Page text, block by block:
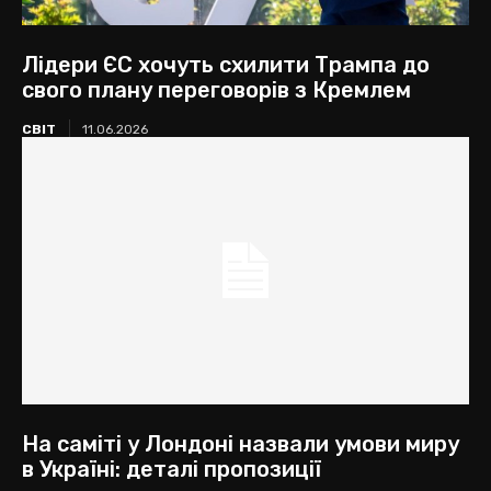
Лідери ЄС хочуть схилити Трампа до
свого плану переговорів з Кремлем
СВІТ 11.06.2026
На саміті у Лондоні назвали умови миру
в Україні: деталі пропозиції